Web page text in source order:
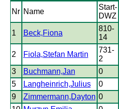
Nr Name
Start-
DWZ
1 Beck,Fiona
810-
14
2 Fiola,Stefan Martin
731-
2
3 Buchmann,Jan 0
5
Langheinrich,Julius 0
9
Zimmermann,Dayton 0